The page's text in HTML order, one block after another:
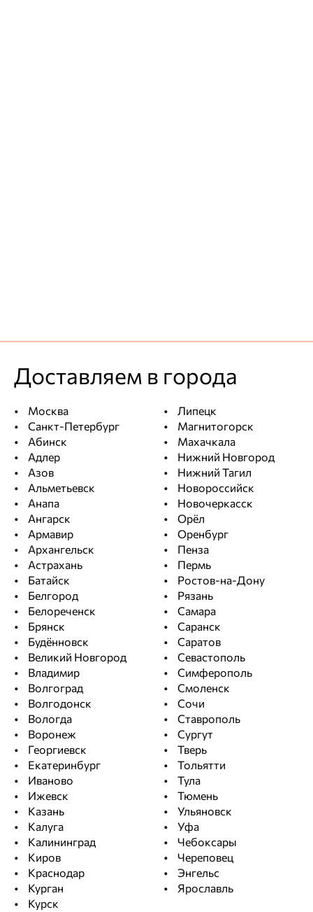
Доставляем в города
Москва
Санкт-Петербург
Абинск
Адлер
Азов
Альметьевск
Анапа
Ангарск
Армавир
Архангельск
Астрахань
Батайск
Белгород
Белореченск
Брянск
Будённовск
Великий Новгород
Владимир
Волгоград
Волгодонск
Вологда
Воронеж
Георгиевск
Екатеринбург
Иваново
Ижевск
Казань
Калуга
Калининград
Киров
Краснодар
Курган
Курск
Липецк
Магнитогорск
Махачкала
Нижний Новгород
Нижний Тагил
Новороссийск
Новочеркасск
Орёл
Оренбург
Пенза
Пермь
Ростов-на-Дону
Рязань
Самара
Саранск
Саратов
Севастополь
Симферополь
Смоленск
Сочи
Ставрополь
Сургут
Тверь
Тольятти
Тула
Тюмень
Ульяновск
Уфа
Чебоксары
Череповец
Энгельс
Ярославль